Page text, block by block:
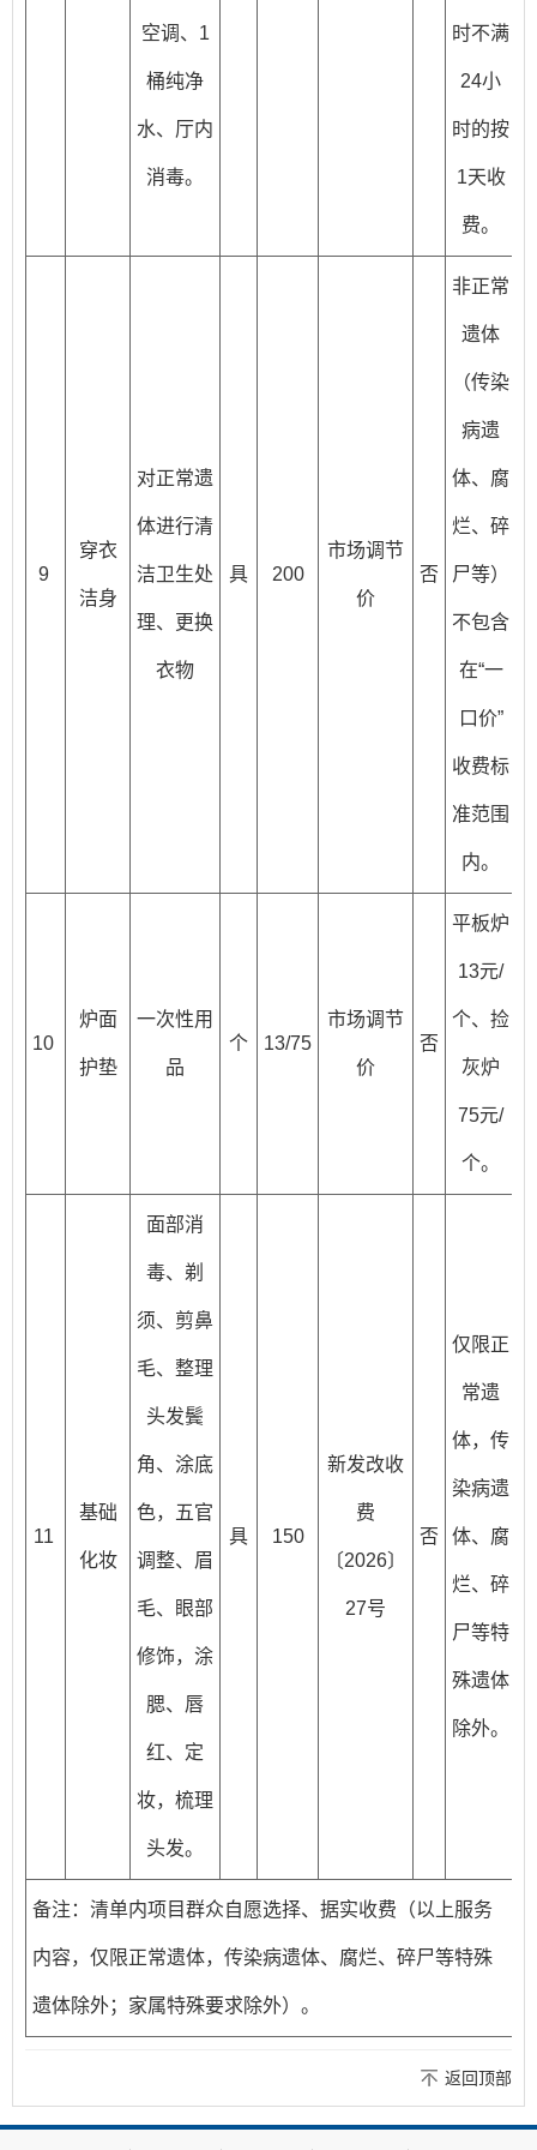
空调、1
桶纯净
水、厅内
消毒。
时不满
24小
时的按
1天收
费。
9
穿衣
洁身
对正常遗
体进行清
洁卫生处
理、更换
衣物
具 200
市场调节
价
否
非正常
遗体
（传染
病遗
体、腐
烂、碎
尸等）
不包含
在“一
口价”
收费标
准范围
内。
10
炉面
护垫
一次性用
品
个 13/75
市场调节
价
否
平板炉
13元/
个、捡
灰炉
75元/
个。
11
基础
化妆
面部消
毒、剃
须、剪鼻
毛、整理
头发鬓
角、涂底
色，五官
调整、眉
毛、眼部
修饰，涂
腮、唇
红、定
妆，梳理
头发。
具 150
新发改收
费
〔2026〕
27号
否
仅限正
常遗
体，传
染病遗
体、腐
烂、碎
尸等特
殊遗体
除外。
备注：清单内项目群众自愿选择、据实收费（以上服务
内容，仅限正常遗体，传染病遗体、腐烂、碎尸等特殊
遗体除外；家属特殊要求除外）。
返回顶部